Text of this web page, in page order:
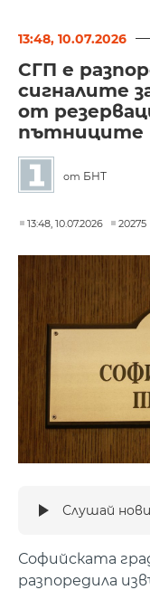
13:48, 10.07.2026
СГП е
сигналите
от
пътниците
от БНТ
13:48, 10.07.2026 20275
Слушай
Софийската
разпоредила